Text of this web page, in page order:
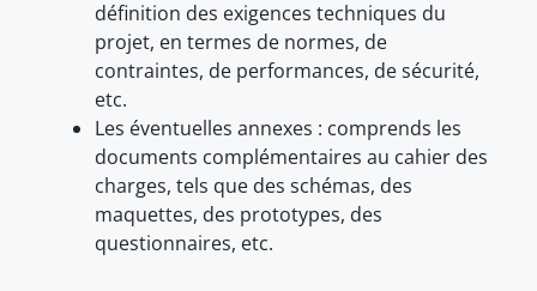
définition des exigences techniques du
projet, en termes de normes, de
contraintes, de performances, de sécurité,
etc.
Les éventuelles annexes : comprends les
documents complémentaires au cahier des
charges, tels que des schémas, des
maquettes, des prototypes, des
questionnaires, etc.